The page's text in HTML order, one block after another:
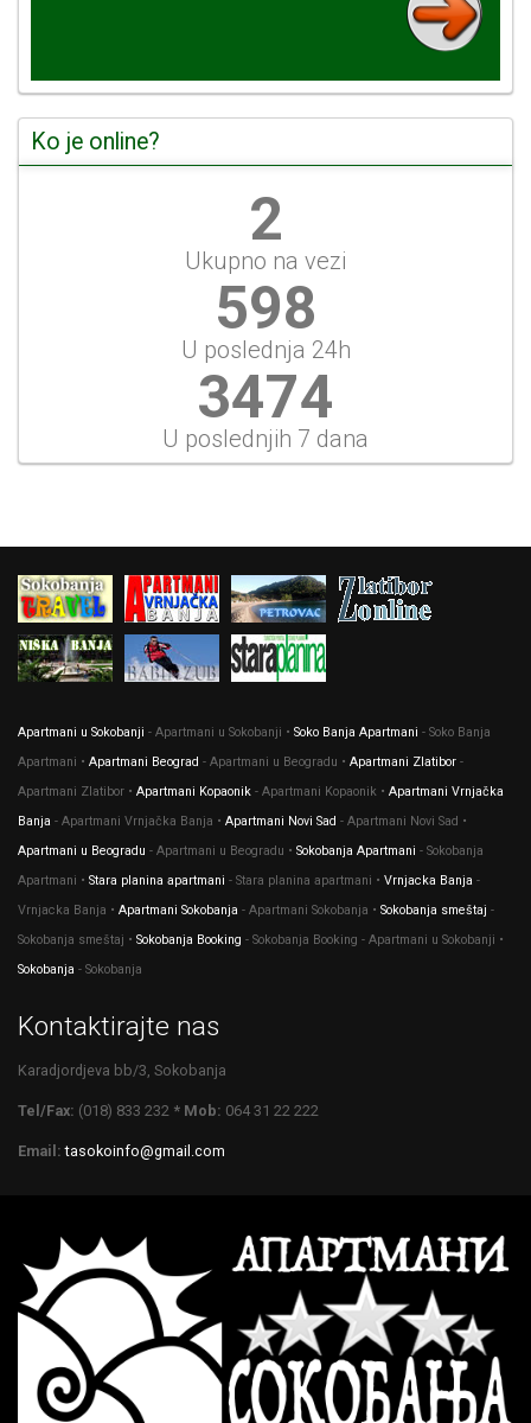
Ko je online?
2
Ukupno na vezi
644
U poslednja 24h
3741
U poslednjih 7 dana
Apartmani u Sokobanji - Apartmani u Sokobanji • Soko Banja Apartmani - Soko Banja
Apartmani • Apartmani Beograd - Apartmani u Beogradu • Apartmani Zlatibor -
Apartmani Zlatibor • Apartmani Kopaonik - Apartmani Kopaonik • Apartmani Vrnjačka
Banja - Apartmani Vrnjačka Banja • Apartmani Novi Sad - Apartmani Novi Sad •
Apartmani u Beogradu - Apartmani u Beogradu • Sokobanja Apartmani - Sokobanja
Apartmani • Stara planina apartmani - Stara planina apartmani • Vrnjacka Banja -
Vrnjacka Banja • Apartmani Sokobanja - Apartmani Sokobanja • Sokobanja smeštaj -
Sokobanja smeštaj • Sokobanja Booking - Sokobanja Booking - Apartmani u Sokobanji •
Sokobanja - Sokobanja
Kontaktirajte nas
Karadjordjeva bb/3, Sokobanja
Tel/Fax: (018) 833 232 * Mob: 064 31 22 222
Email: tasokoinfo@gmail.com